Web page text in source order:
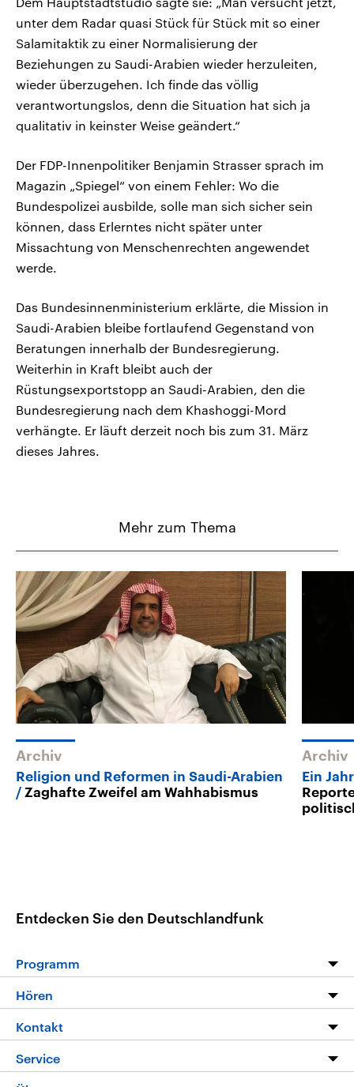
unter dem Radar quasi Stück für Stück mit so einer
Salamitaktik zu einer Normalisierung der
Beziehungen zu Saudi-Arabien wieder herzuleiten,
wieder überzugehen. Ich finde das völlig
verantwortungslos, denn die Situation hat sich ja
qualitativ in keinster Weise geändert.“
Der FDP-Innenpolitiker Benjamin Strasser sprach im
Magazin „Spiegel“ von einem Fehler: Wo die
Bundespolizei ausbilde, solle man sich sicher sein
können, dass Erlerntes nicht später unter
Missachtung von Menschenrechten angewendet
werde.
Das Bundesinnenministerium erklärte, die Mission in
Saudi-Arabien bleibe fortlaufend Gegenstand von
Beratungen innerhalb der Bundesregierung.
Weiterhin in Kraft bleibt auch der
Rüstungsexportstopp an Saudi-Arabien, den die
Bundesregierung nach dem Khashoggi-Mord
verhängte. Er läuft derzeit noch bis zum 31. März
dieses Jahres.
Mehr zum Thema
Archiv
Religion und Reformen in Saudi-Arabien
Zaghafte Zweifel am Wahhabismus
Archiv
Ein
Entdecken Sie den Deutschlandfunk
Programm
Programm
Die Nachrichten
Nachrichtenleicht
Hören
Livestream
Podcasts
Kontakt
Hörerservice
Service